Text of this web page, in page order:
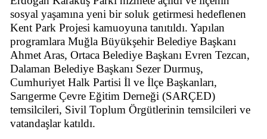
sosyal yaşamına yeni bir soluk getirmesi hedeflenen
Kent Park Projesi kamuoyuna tanıtıldı. Yapılan
programlara Muğla Büyükşehir Belediye Başkanı
Ahmet Aras, Ortaca Belediye Başkanı Evren Tezcan,
Dalaman Belediye Başkanı Sezer Durmuş,
Cumhuriyet Halk Partisi İl ve İlçe Başkanları,
Sarıgerme Çevre Eğitim Derneği (SARÇED)
temsilcileri, Sivil Toplum Örgütlerinin temsilcileri ve
vatandaşlar katıldı.